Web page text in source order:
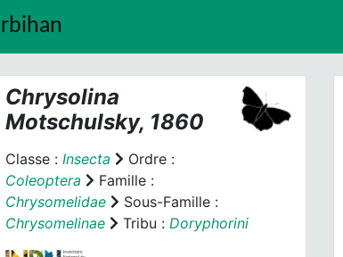
Chrysolina
Motschulsky, 1860
Classe : Insecta
Ordre :
Coleoptera
Famille :
Chrysomelidae
Sous-Famille :
Chrysomelinae
Tribu : Doryphorini